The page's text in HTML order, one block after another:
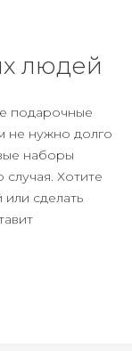
людей
подарочные
не нужно долго
наборы
Хотите
сделать